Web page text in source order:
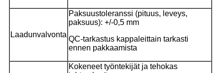
Laadunvalvonta
Paksuustoleranssi (pituus, leveys,
paksuus): +/-0,5 mm
QC-tarkastus kappaleittain tarkasti
ennen pakkaamista
Kokeneet työntekijät ja tehokas